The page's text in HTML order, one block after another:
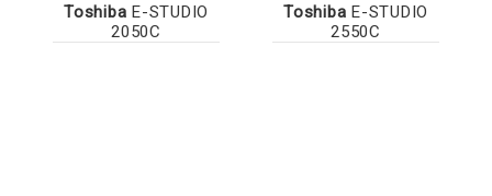
Toshiba E-STUDIO
2050C
Toshiba E-STUDIO
2550C